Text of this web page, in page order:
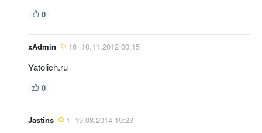
0
xAdmin 16 10.11.2012 00:15
Yatolich.ru
0
Jastins 1 19.08.2014 19:23